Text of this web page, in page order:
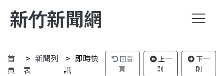
新竹新聞網
首
頁
新聞列
表
即時快
訊
回首
頁
上一
則
下一
則